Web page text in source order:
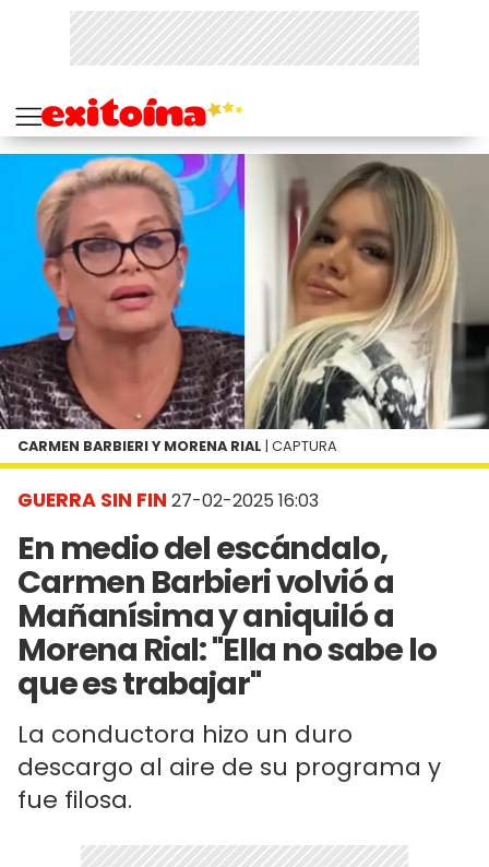
GUERRA SIN FIN 27-02-2025 16:03
En medio del escándalo,
Carmen Barbieri volvió a
Mañanísima y aniquiló a
Morena Rial: "Ella no sabe lo
que es trabajar"
La conductora hizo un duro
descargo al aire de su programa y
fue filosa.
CARMEN BARBIERI Y MORENA RIAL | CAPTURA